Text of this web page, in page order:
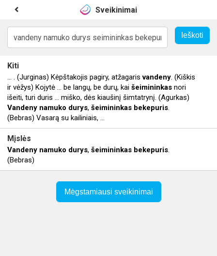
Sveikinimai
Kiti
... . (Jurginas) Kėpštakojis pagiry, atžagarisvandeny. (Kiškis
ir vėžys) Kojytė ... be langų, be durų, kai šeimininkas nori
išeiti, turi duris ... miško, dės kiaušinį šimtatrynį. (Agurkas)
Vandeny namuko durys, šeimininkas bekepuris.
(Bebras) Vasarą su kailiniais, ...
Mįslės
Vandeny namuko durys, šeimininkas bekepuris.
(Bebras)
Mėgstamiausi sveikinimai